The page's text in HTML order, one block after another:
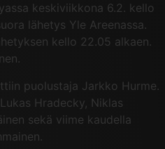
keskiviikkona 6.2. kello
lähetys Yle Areenassa.
kello 22.05 alkaen.
puolustaja Jarkko Hurme.
Hradecky, Niklas
sekä viime kaudella